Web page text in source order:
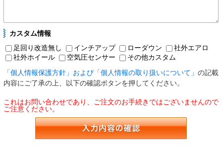
カスタム情報
足回り改造無し
インチアップ ローダウン
社外エアロ
社外ホイール
空気圧センサー
その他カスタム
「個人情報保護方針」および「個人情報の取り扱いについて」 の記載
内容にご了承の上、以下の確認ボタンを押してください。
これはお問い合わせであり、ご注文のお手続きではございませんので
ご注意ください。